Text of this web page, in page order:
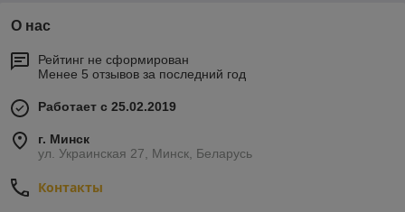
О нас
Рейтинг не сформирован
Менее 5 отзывов за последний год
Работает с 25.02.2019
г. Минск
ул. Украинская 27, Минск, Беларусь
Контакты